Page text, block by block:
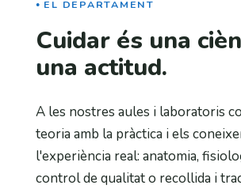
EL DEPARTAMENT
Cuidar és una
una actitud.
A les nostres aules i laboratoris
teoria amb la pràctica i els
l'experiència real: anatomia,
control de qualitat o recollida i